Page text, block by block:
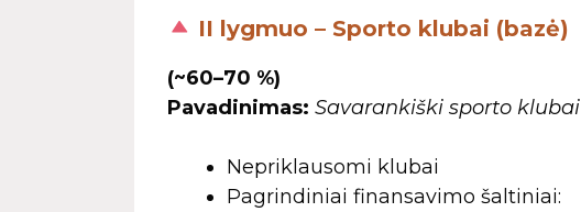
II lygmuo – Sporto klubai (bazė)
(~60–70 %)
Pavadinimas: Savarankiški sporto klubai
Nepriklausomi klubai
Pagrindiniai finansavimo šaltiniai: